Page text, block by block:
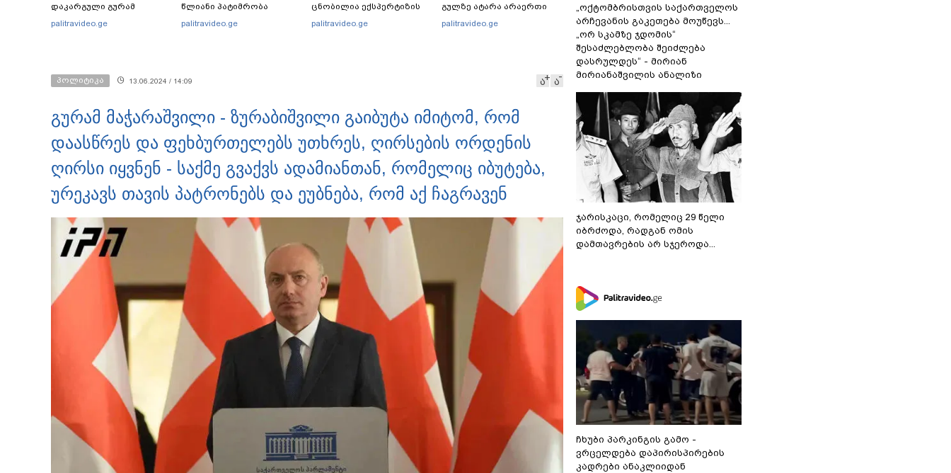
დაკარგული გურამ
დადიანიძის დედის
palitravideo.ge
წლიანი პატიმრობა
ემუქრებათ
palitravideo.ge
ცნობილია ექსპერტიზის
პასუხი
palitravideo.ge
გულზე ატარა არაერთი
წელი! ხომ არ იცით
palitravideo.ge
პოლიტიკა 13.06.2024 / 14:09 ა ა
გურამ მაჭარაშვილი - ზურაბიშვილი გაიბუტა იმიტომ, რომ
დაასწრეს და ფეხბურთელებს უთხრეს, ღირსების ორდენის
ღირსი იყვნენ - საქმე გვაქვს ადამიანთან, რომელიც იბუტება,
ურეკავს თავის პატრონებს და ეუბნება, რომ აქ ჩაგრავენ
„ოქტომბრისთვის საქართველოს
არჩევანის გაკეთება მოუწევს...
„ორ სკამზე ჯდომის“
შესაძლებლობა შეიძლება
დასრულდეს“ - მირიან
მირიანაშვილის ანალიზი
ჯარისკაცი, რომელიც 29 წელი
იბრძოდა, რადგან ომის
დამთავრების არ სჯეროდა...
ჩხუბი პარკინგის გამო -
ვრცელდება დაპირისპირების
კადრები ანაკლიიდან